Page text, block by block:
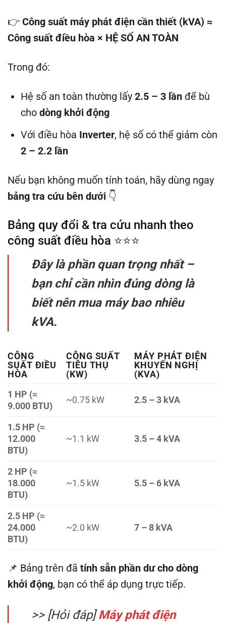
👉 Công suất máy phát điện cần thiết (kVA) ≈
Công suất điều hòa × HỆ SỐ AN TOÀN
Trong đó:
Hệ số an toàn thường lấy 2.5 – 3 lần để bù
cho dòng khởi động
Với điều hòa Inverter, hệ số có thể giảm còn
2 – 2.2 lần
Nếu bạn không muốn tính toán, hãy dùng ngay
bảng tra cứu bên dưới 👇
Bảng quy đổi & tra cứu nhanh theo
công suất điều hòa ⭐⭐⭐
Đây là phần quan trọng nhất –
bạn chỉ cần nhìn đúng dòng là
biết nên mua máy bao nhiêu
kVA.
CÔNG
SUẤT ĐIỀU
HÒA
CÔNG SUẤT
TIÊU THỤ
(KW)
MÁY PHÁT ĐIỆN
KHUYẾN NGHỊ
(KVA)
1 HP (≈
9.000 BTU)
~0.75 kW 2.5 – 3 kVA
1.5 HP (≈
12.000
BTU)
~1.1 kW 3.5 – 4 kVA
2 HP (≈
18.000
BTU)
~1.5 kW 5.5 – 6 kVA
2.5 HP (≈
24.000
BTU)
~2.0 kW 7 – 8 kVA
📌 Bảng trên đã tính sẵn phần dư cho dòng
khởi động, bạn có thể áp dụng trực tiếp.
>> [Hỏi đáp]Máy phát điện